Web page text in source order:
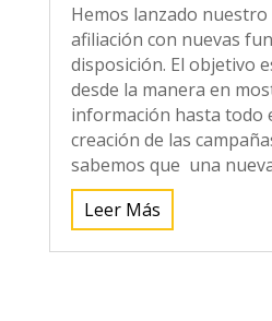
Hemos lanzado
afiliación con nuevas
disposición. El objetivo
desde la manera en
información hasta todo
creación de las
sabemos que una
Leer Más